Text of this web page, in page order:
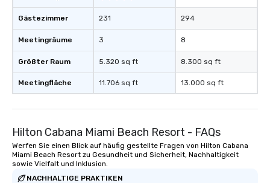
Gästezimmer
Meetingräume
Größter Raum
Meetingfläche
231
3
5.320 sq ft
11.706 sq ft
294
8
8.300 sq ft
13.000 sq ft
Hilton Cabana Miami Beach Resort - FAQs
Werfen Sie einen Blick auf häufig gestellte Fragen von Hilton Cabana
Miami Beach Resort zu Gesundheit und Sicherheit, Nachhaltigkeit
sowie Vielfalt und Inklusion.
NACHHALTIGE PRAKTIKEN